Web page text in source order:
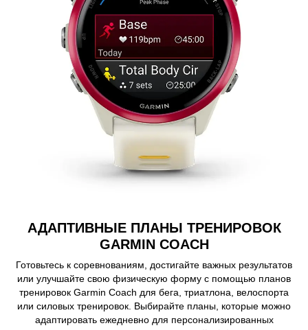
АДАПТИВНЫЕ ПЛАНЫ ТРЕНИРОВОК
GARMIN COACH
Готовьтесь к соревнованиям, достигайте важных результатов
или улучшайте свою физическую форму с помощью планов
тренировок Garmin Coach для бега, триатлона, велоспорта
или силовых тренировок. Выбирайте планы, которые можно
адаптировать ежедневно для персонализированных